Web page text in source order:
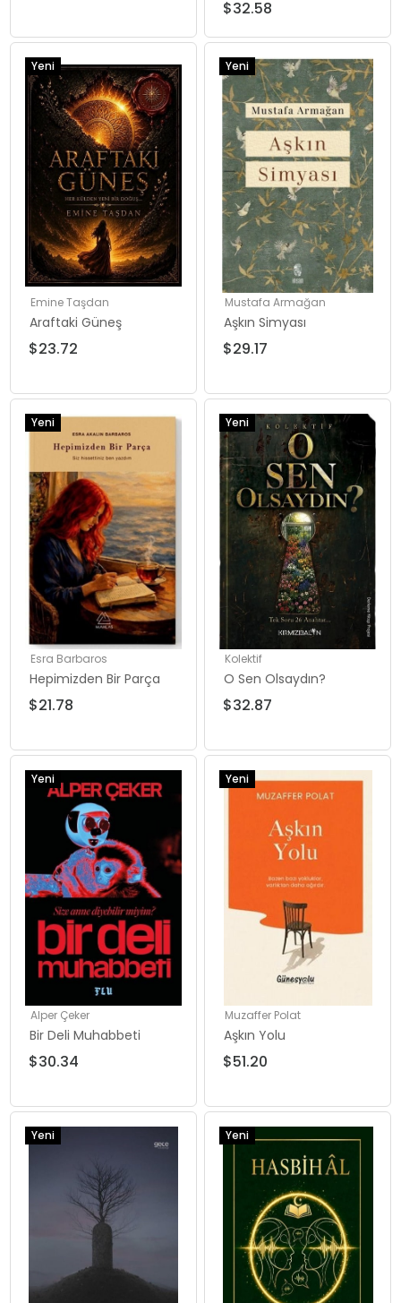
$32.58
Emine Taşdan
Araftaki Güneş
$23.72
Yeni
Ürün
Mustafa Armağan
Aşkın Simyası
$29.17
Yeni
Ürün
Esra Barbaros
Hepimizden Bir Parça
$21.78
Yeni
Ürün
Kolektif
O Sen Olsaydın?
$32.87
Yeni
Ürün
Alper Çeker
Bir Deli Muhabbeti
$30.34
Yeni
Ürün
Muzaffer Polat
Aşkın Yolu
$51.20
Yeni
Yeni
Yeni